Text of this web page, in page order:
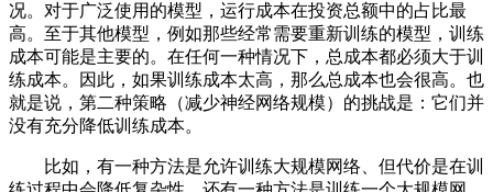
况。对于广泛使用的模型，运行成本在投资总额中的占比最
高。至于其他模型，例如那些经常需要重新训练的模型，训练
成本可能是主要的。在任何一种情况下，总成本都必须大于训
练成本。因此，如果训练成本太高，那么总成本也会很高。也
就是说，第二种策略（减少神经网络规模）的挑战是：它们并
没有充分降低训练成本。
比如，有一种方法是允许训练大规模网络、但代价是在训